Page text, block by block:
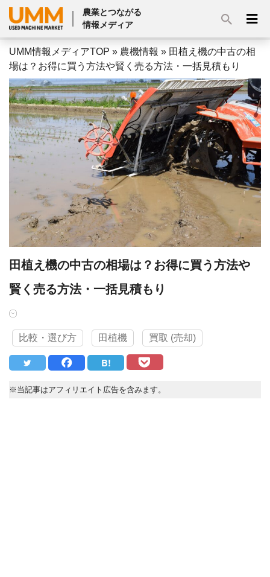
農業とつながる
情報メディア
UMM情報メディアTOP » 農機情報 » 田植え機の中古の相
場は？お得に買う方法や賢く売る方法・一括見積もり
田植え機の中古の相場は？お得に買う方法や
賢く売る方法・一括見積もり
比較・選び方 田植機 買取 (売却)
B!
※当記事はアフィリエイト広告を含みます。